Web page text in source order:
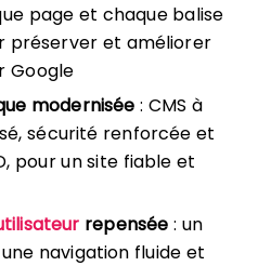
page et chaque balise
préserver et améliorer
Google
modernisée : CMS à
sécurité renforcée et
pour un site fiable et
repensée : un
navigation fluide et